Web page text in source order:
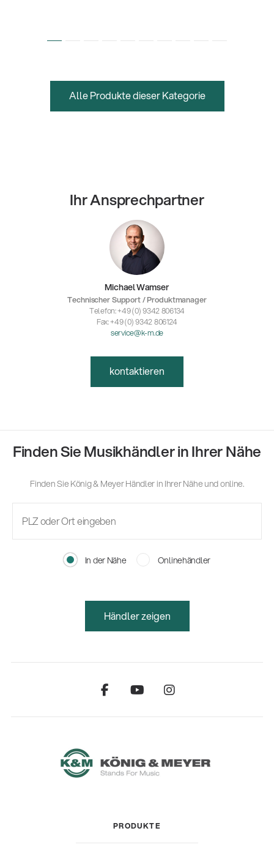
Alle Produkte dieser Kategorie
Ihr Ansprechpartner
Michael Wamser
Technischer Support / Produktmanager
Telefon: +49 (0) 9342 806134
Fax: +49 (0) 9342 806124
service@k-m.de
kontaktieren
Finden Sie Musikhändler in Ihrer Nähe
Finden Sie König & Meyer Händler in Ihrer Nähe und online.
In der Nähe Onlinehändler
Händler zeigen
PRODUKTE